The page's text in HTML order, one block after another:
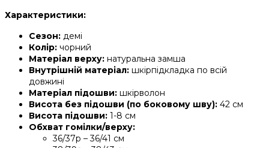
Характеристики:
Сезон: демі
Колір: чорний
Матеріал верху: натуральна замша
Внутрішній матеріал: шкірпідкладка по всій
довжині
Матеріал підошви: шкірволон
Висота без підошви (по боковому шву): 42 см
Висота підошви: 1-8 см
Обхват гомілки/верху:
36/37р – 36/41 см